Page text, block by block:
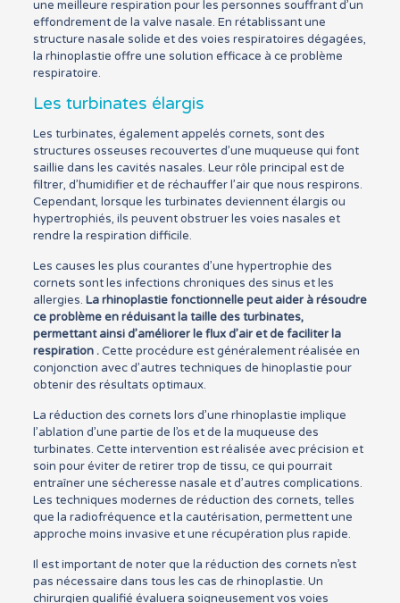
une meilleure respiration pour les personnes souffrant d’un
effondrement de la valve nasale. En rétablissant une
structure nasale solide et des voies respiratoires dégagées,
la rhinoplastie offre une solution efficace à ce problème
respiratoire.
Les turbinates élargis
Les turbinates, également appelés cornets, sont des
structures osseuses recouvertes d’une muqueuse qui font
saillie dans les cavités nasales. Leur rôle principal est de
filtrer, d’humidifier et de réchauffer l’air que nous respirons.
Cependant, lorsque les turbinates deviennent élargis ou
hypertrophiés, ils peuvent obstruer les voies nasales et
rendre la respiration difficile.
Les causes les plus courantes d’une hypertrophie des
cornets sont les infections chroniques des sinus et les
allergies. La rhinoplastie fonctionnelle peut aider à résoudre
ce problème en réduisant la taille des turbinates,
permettant ainsi d’améliorer le flux d’air et de faciliter la
respiration .Cette procédure est généralement réalisée en
conjonction avec d’autres techniques de hinoplastie pour
obtenir des résultats optimaux.
La réduction des cornets lors d’une rhinoplastie implique
l’ablation d’une partie de l’os et de la muqueuse des
turbinates. Cette intervention est réalisée avec précision et
soin pour éviter de retirer trop de tissu, ce qui pourrait
entraîner une sécheresse nasale et d’autres complications.
Les techniques modernes de réduction des cornets, telles
que la radiofréquence et la cautérisation, permettent une
approche moins invasive et une récupération plus rapide.
Il est important de noter que la réduction des cornets n’est
pas nécessaire dans tous les cas de rhinoplastie. Un
chirurgien qualifié évaluera soigneusement vos voies